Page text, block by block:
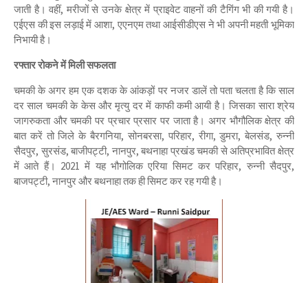
जाती है। वहीं, मरीजों से उनके क्षेत्र में प्राइवेट वाहनों की टैगिंग भी की गयी है।
एईएस की इस लड़ाई में आशा, एएनएम तथा आईसीडीएस ने भी अपनी महती भूमिका
निभायी है।
रफ्तार रोकने में मिली सफलता
चमकी के अगर हम एक दशक के आंकड़ों पर नजर डालें तो पता चलता है कि साल
दर साल चमकी के केस और मृत्यु दर में काफी कमी आयी है। जिसका सारा श्रेय
जागरुकता और चमकी पर प्रचार प्रसार पर जाता है। अगर भौगौलिक क्षेत्र की
बात करें तो जिले के बैरगनिया, सोनबरसा, परिहार, रीगा, डुमरा, बेलसंड, रुन्नी
सैदपुर, सुरसंड, बाजीपट्टी, नानपुर, बथनाहा प्रखंड चमकी से अतिप्रभावित क्षेत्र
में आते हैं। 2021 में यह भौगोलिक एरिया सिमट कर परिहार, रुन्नी सैदपुर,
बाजपट्टी, नानपुर और बथनाहा तक ही सिमट कर रह गयी है।